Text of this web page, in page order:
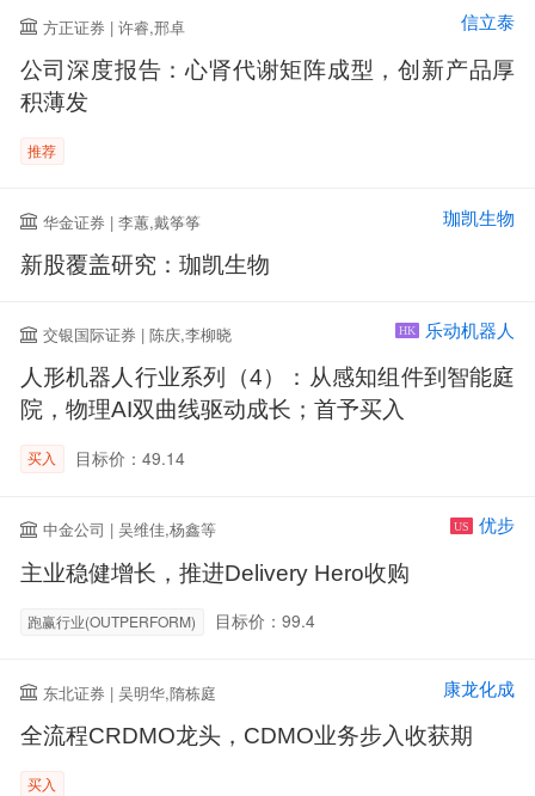
方正证券 | 许睿,邢卓 信立泰
公司深度报告：心肾代谢矩阵成型，创新产品厚
积薄发
推荐
华金证券 | 李蕙,戴筝筝 珈凯生物
新股覆盖研究：珈凯生物
交银国际证券 | 陈庆,李柳晓 HK 乐动机器人
人形机器人行业系列（4）：从感知组件到智能庭
院，物理AI双曲线驱动成长；首予买入
买入 目标价：49.14
中金公司 | 吴维佳,杨鑫等 US 优步
主业稳健增长，推进Delivery Hero收购
跑赢行业(OUTPERFORM) 目标价：99.4
东北证券 | 吴明华,隋栋庭 康龙化成
全流程CRDMO龙头，CDMO业务步入收获期
买入